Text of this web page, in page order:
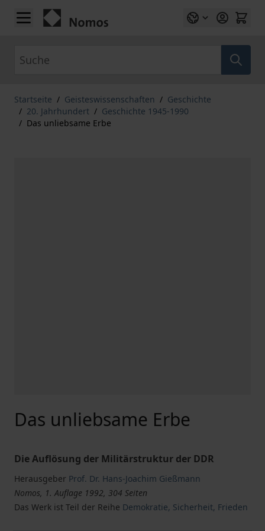
Zum Inhalt springen
Startseite / Geisteswissenschaften / Geschichte
/ 20. Jahrhundert / Geschichte 1945-1990
/ Das unliebsame Erbe
Das unliebsame Erbe
Die Auflösung der Militärstruktur der DDR
Herausgeber Prof. Dr. Hans-Joachim Gießmann
Nomos, 1. Auflage 1992, 304 Seiten
Das Werk ist Teil der Reihe Demokratie, Sicherheit, Frieden